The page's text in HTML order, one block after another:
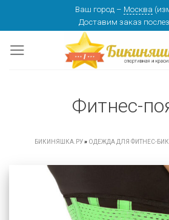
content
Ваш город – Москва (
Доставим заказ
Фитнес-
БИКИНЯШКА.РУ» ОДЕЖДА ДЛЯ ФИТНЕС-